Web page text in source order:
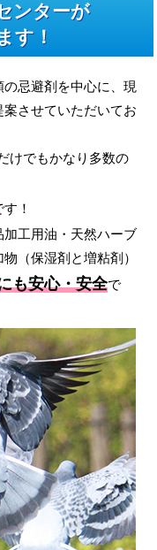
ンターが
す！
忌避剤を中心に、現
させていただいてお
けでもかなり多数の
す！
工用油・天然ハーブ
（保湿剤と増粘剤）
も安心・安全で